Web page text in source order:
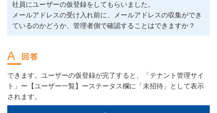
社員にユーザーの仮登録をしてもらいました。
メールアドレスの受け入れ前に、メールアドレスの収集ができ
ているのかどうか、管理者側で確認することはできますか？
できます。ユーザーの仮登録が完了すると、「テナント管理サイ
ト」ー【ユーザー一覧】ーステータス欄に「未招待」として表示
されます。